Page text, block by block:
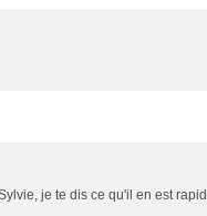
je te dis ce qu'il en est